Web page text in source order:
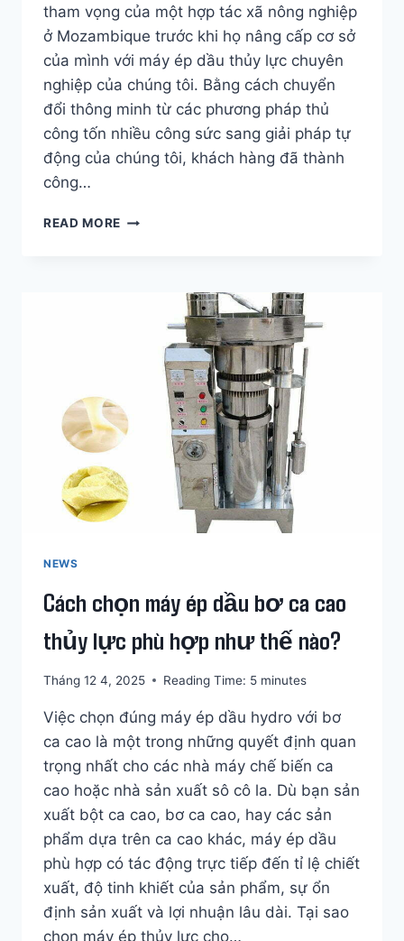
tham vọng của một hợp tác xã nông nghiệp
ở Mozambique trước khi họ nâng cấp cơ sở
của mình với máy ép dầu thủy lực chuyên
nghiệp của chúng tôi. Bằng cách chuyển
đổi thông minh từ các phương pháp thủ
công tốn nhiều công sức sang giải pháp tự
động của chúng tôi, khách hàng đã thành
công…
READ MORE CÁCH
CHÚNG
NÔNG
DÂN
MOZAMBIQUE
LỢI
NHUẬN
NEWS
Cách chọn máy ép dầu bơ ca cao
thủy lực phù hợp như thế nào?
Tháng 12 4, 2025 Reading Time: 5 minutes
Việc chọn đúng máy ép dầu hydro với bơ
ca cao là một trong những quyết định quan
trọng nhất cho các nhà máy chế biến ca
cao hoặc nhà sản xuất sô cô la. Dù bạn sản
xuất bột ca cao, bơ ca cao, hay các sản
phẩm dựa trên ca cao khác, máy ép dầu
phù hợp có tác động trực tiếp đến tỉ lệ chiết
xuất, độ tinh khiết của sản phẩm, sự ổn
định sản xuất và lợi nhuận lâu dài. Tại sao
chọn máy ép thủy lực cho…